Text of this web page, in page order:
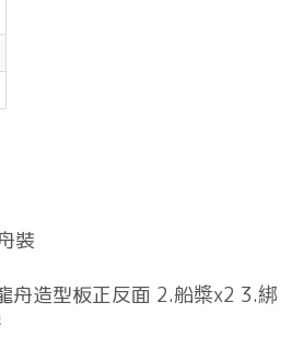
裝
舟造型板正反面 2.船槳x2 3.綁